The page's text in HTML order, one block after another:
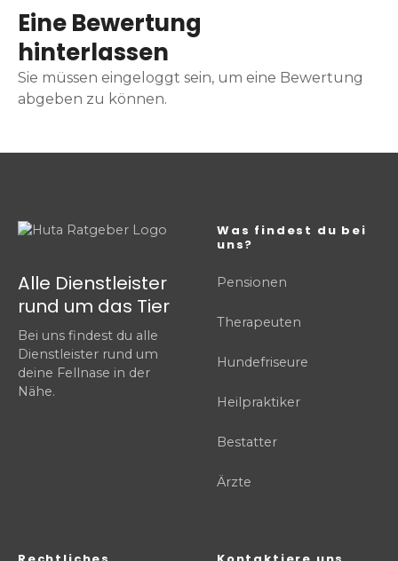
Eine Bewertung
hinterlassen
Sie müssen eingeloggt sein, um eine Bewertung
abgeben zu können.
Alle Dienstleister
rund um das Tier
Bei uns findest du alle
Dienstleister rund um
deine Fellnase in der
Nähe.
Was findest du bei
uns?
Pensionen
Therapeuten
Hundefriseure
Heilpraktiker
Bestatter
Ärzte